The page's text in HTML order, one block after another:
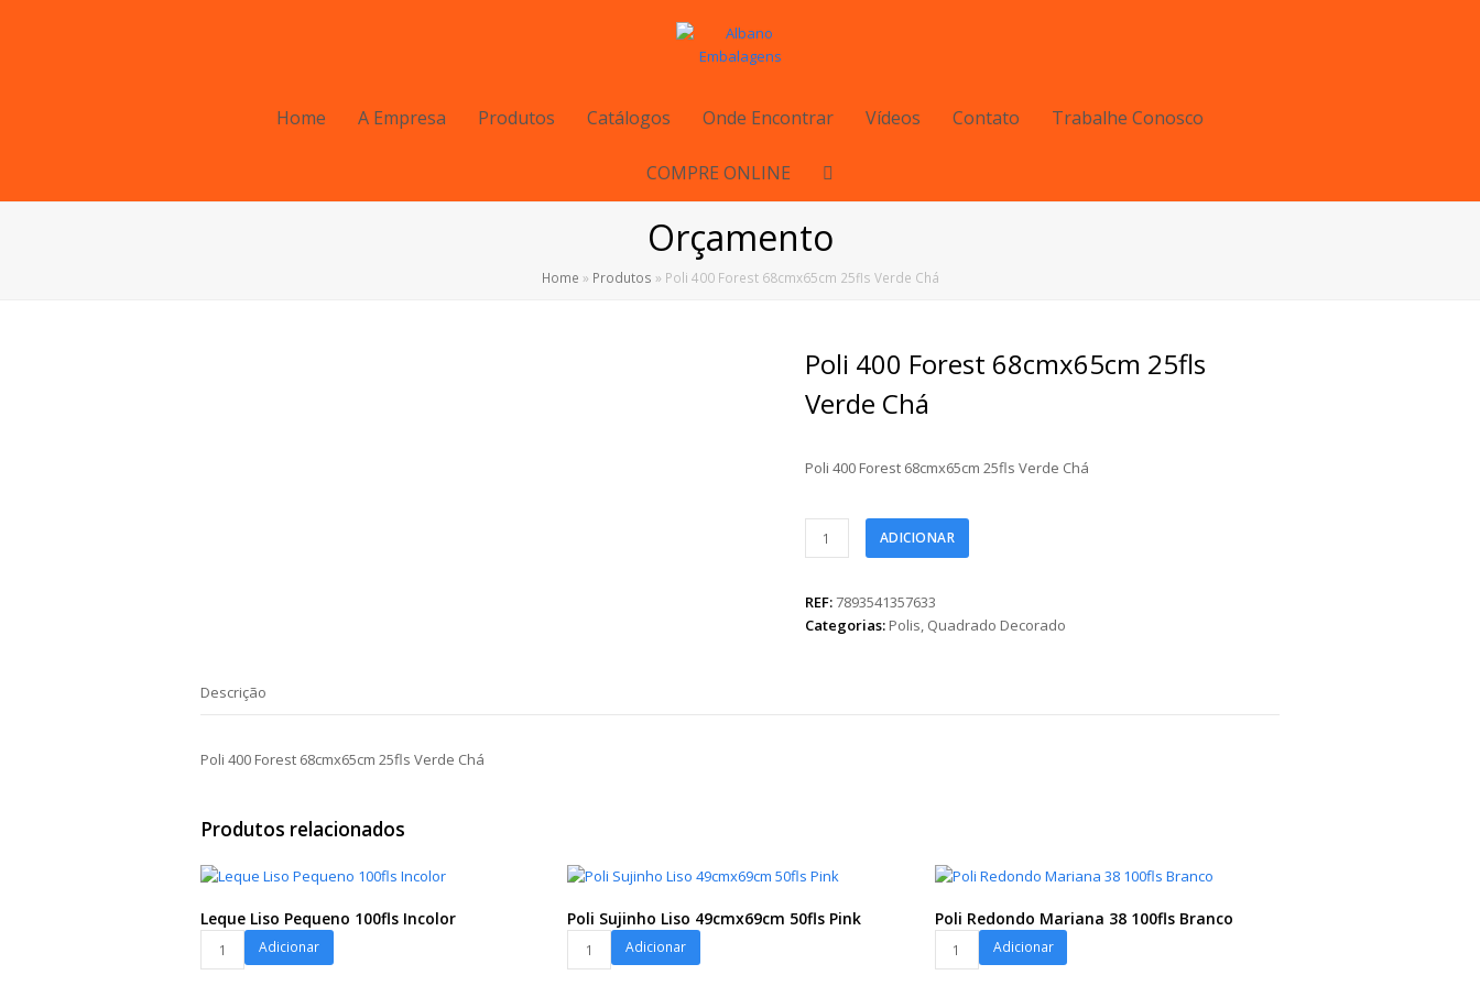
Home A Empresa Produtos Catálogos Onde Encontrar Vídeos Contato Trabalhe Conosco
COMPRE ONLINE
Orçamento
Home » Produtos » Poli 400 Forest 68cmx65cm 25fls Verde Chá
Poli 400 Forest 68cmx65cm 25fls
Verde Chá
Poli 400 Forest 68cmx65cm 25fls Verde Chá
68cmx65cm
25fls
ADICIONAR
REF:7893541357633
Categorias: Polis, Quadrado Decorado
Descrição
Poli 400 Forest 68cmx65cm 25fls Verde Chá
Produtos relacionados
Leque Liso Pequeno 100fls Incolor
Adicionar
Poli Sujinho Liso 49cmx69cm 50fls Pink
Sujinho
Adicionar
Poli Redondo Mariana 38 100fls Branco
Redondo
Adicionar